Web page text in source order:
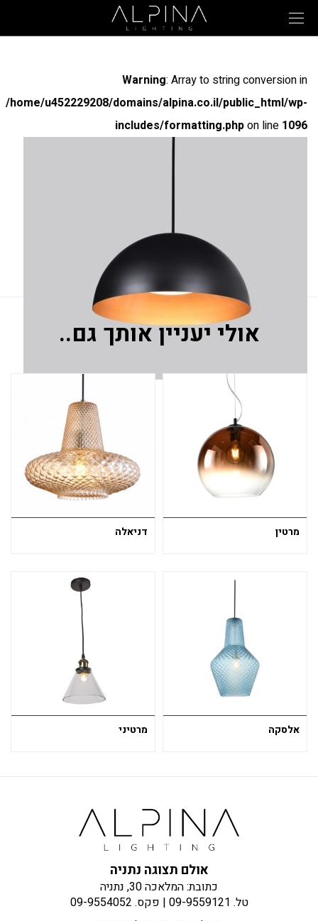
Warning: Array to string conversion in
/home/u452229208/domains/alpina.co.il/public_html/wp-
includes/formatting.phpon line 1096
שטף אור
קוטר
40W
4000LM
600
אולי יעניין אותך גם..
מרטין דניאלה
אלסקה מרטיני
אולם תצוגה נתניה
כתובת: המלאכה 30, נתניה
טל. 09-9559121 | פקס. 09-9554052